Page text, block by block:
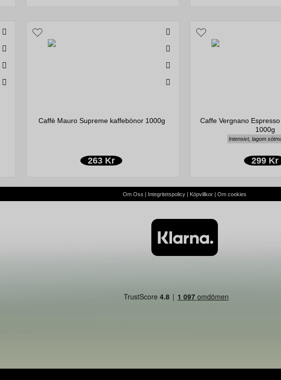
Caffè Mauro Supreme kaffebönor 1000g
263 Kr
Caffe Vergnano
1000g
Intensivt, lagom
299 Kr
Om Oss | Integritetspolicy| Köpvillkor| Om cookies